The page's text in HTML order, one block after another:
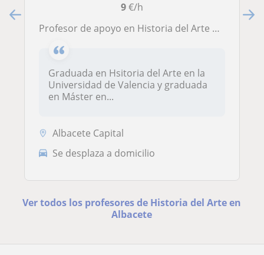
9€/h
Profesor de apoyo en Historia del Arte a nivel secundario, bachillerato, y universitario
Graduada en Hsitoria del Arte en la
Universidad de Valencia y graduada
en Máster en...
Albacete Capital
Se desplaza a domicilio
Ver todos los profesores de Historia del Arte en
Albacete